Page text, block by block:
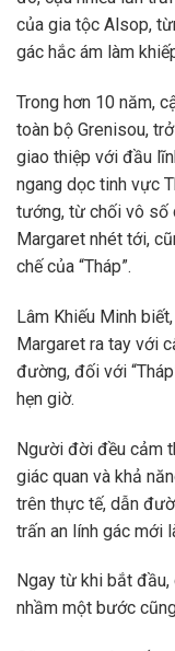
của gia tộc Alsop,
gác hắc ám làm
Trong hơn 10 năm,
toàn bộ Grenisou,
giao thiệp với đầu
ngang dọc tinh vực
tướng, từ chối vô số
Margaret nhét tới,
chế của “Tháp”.
Lâm Khiếu Minh
Margaret ra tay với
đường, đối với
hẹn giờ.
Người đời đều cảm
giác quan và khả
trên thực tế, dẫn
trấn an lính gác mới
Ngay từ khi bắt
nhầm một bước